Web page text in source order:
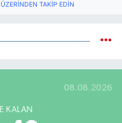
TAKIP EDIN
08.08.2026
KALAN